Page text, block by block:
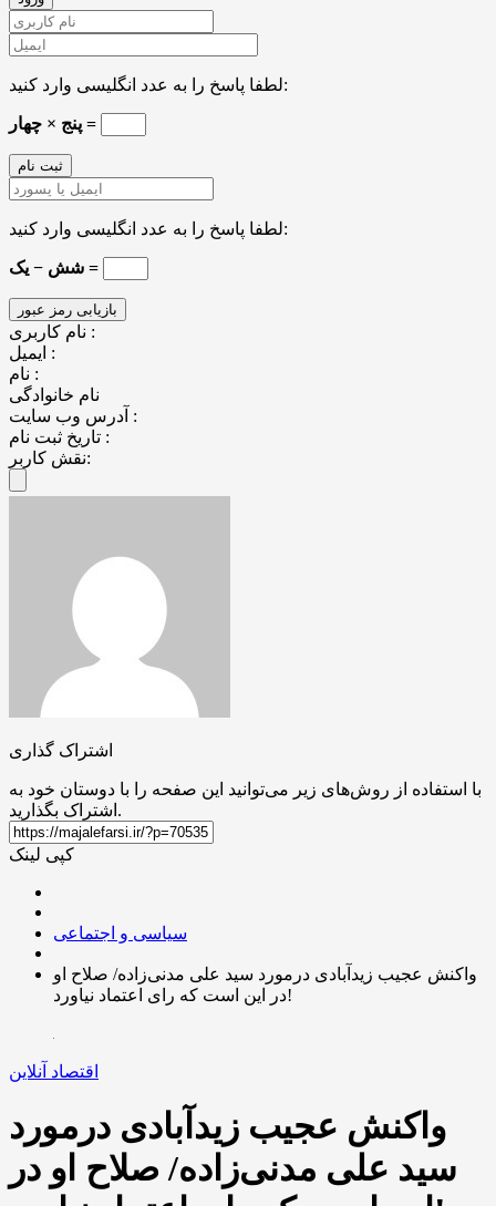
لطفا پاسخ را به عدد انگلیسی وارد کنید:
پنج × چهار =
لطفا پاسخ را به عدد انگلیسی وارد کنید:
شش − یک =
نام کاربری :
ایمیل :
نام :
نام خانوادگی
آدرس وب سایت :
تاریخ ثبت نام :
نقش کاربر:
اشتراک گذاری
با استفاده از روش‌های زیر می‌توانید این صفحه را با دوستان خود به
اشتراک بگذارید.
کپی لینک
سیاسی و اجتماعی
واکنش عجیب زیدآبادی درمورد سید علی مدنی‌زاده/ صلاح او
در این است که رای اعتماد نیاورد!
اقتصاد آنلاین
واکنش عجیب زیدآبادی درمورد
سید علی مدنی‌زاده/ صلاح او در